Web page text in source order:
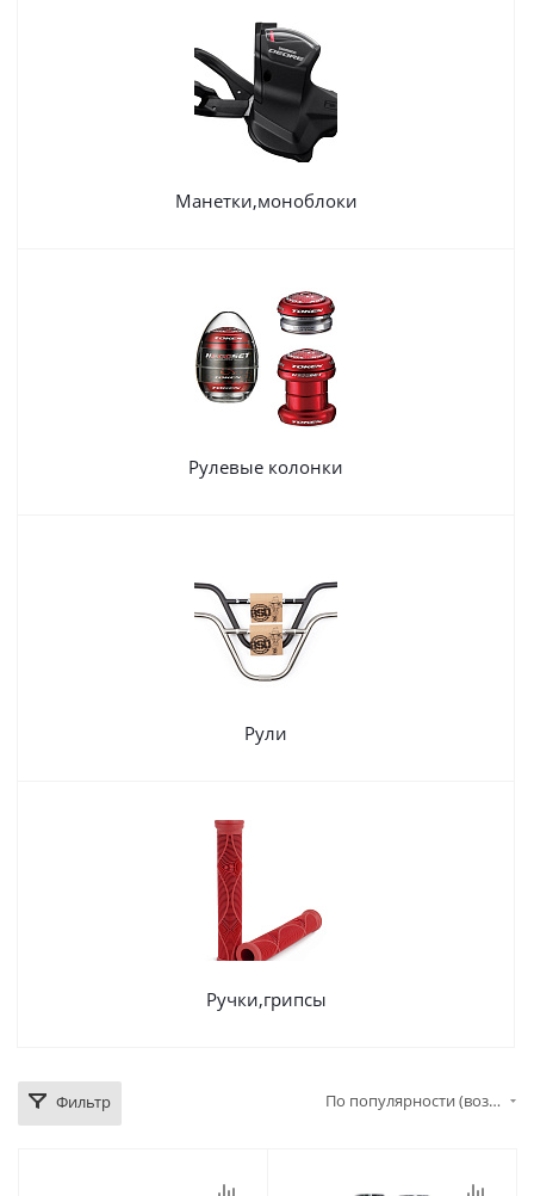
Манетки,моноблоки
Рулевые колонки
Рули
Ручки,грипсы
Фильтр По популярности (возрастание)